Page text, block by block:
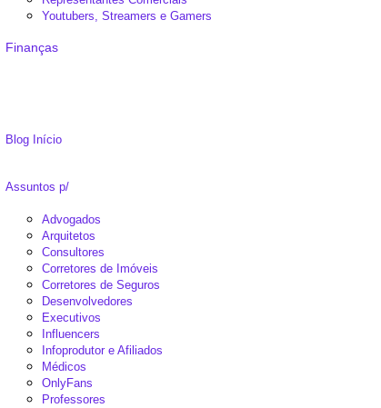
Youtubers, Streamers e Gamers
Finanças
Blog Início
Assuntos p/
Advogados
Arquitetos
Consultores
Corretores de Imóveis
Corretores de Seguros
Desenvolvedores
Executivos
Influencers
Infoprodutor e Afiliados
Médicos
OnlyFans
Professores